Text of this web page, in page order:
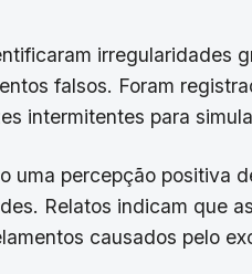
irregularidades
falsos. Foram
intermitentes para
uma percepção positiva
Relatos indicam que
causados pelo